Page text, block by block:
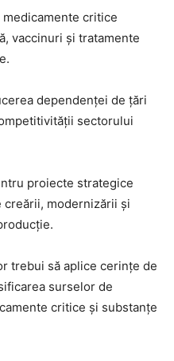
critice
vaccinuri și tratamente
dependenței de țări
sectorului
proiecte strategice
creării, modernizării și
trebui să aplice cerințe de
surselor de
critice și substanțe